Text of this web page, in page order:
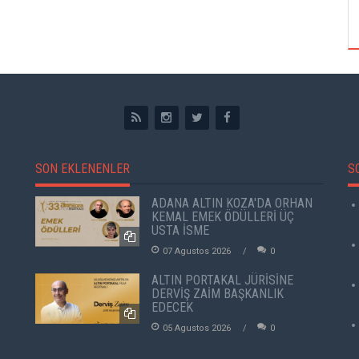
SON EKLENENLER
ADANA ALTIN KOZA'DA ORHAN
KEMAL EMEK ÖDÜLLERİ ÜÇ
USTA İSME
07 Agustos 2026 0
ALTIN PORTAKAL JÜRİSİNE
DERVİŞ ZAİM BAŞKANLIK
EDECEK
05 Agustos 2026 0